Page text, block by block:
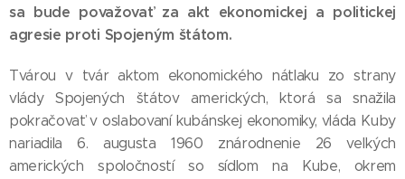
sa bude považovať za akt ekonomickej a politickej
agresie proti Spojeným štátom.
Tvárou v tvár aktom ekonomického nátlaku zo strany
vlády Spojených štátov amerických, ktorá sa snažila
pokračovať v oslabovaní kubánskej ekonomiky, vláda Kuby
nariadila 6. augusta 1960 znárodnenie 26 veľkých
amerických spoločností so sídlom na Kube, okrem